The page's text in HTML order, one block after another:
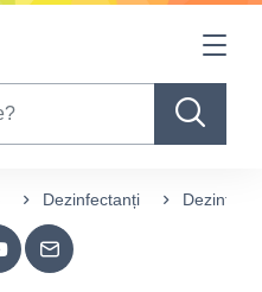
Dezinfectanți